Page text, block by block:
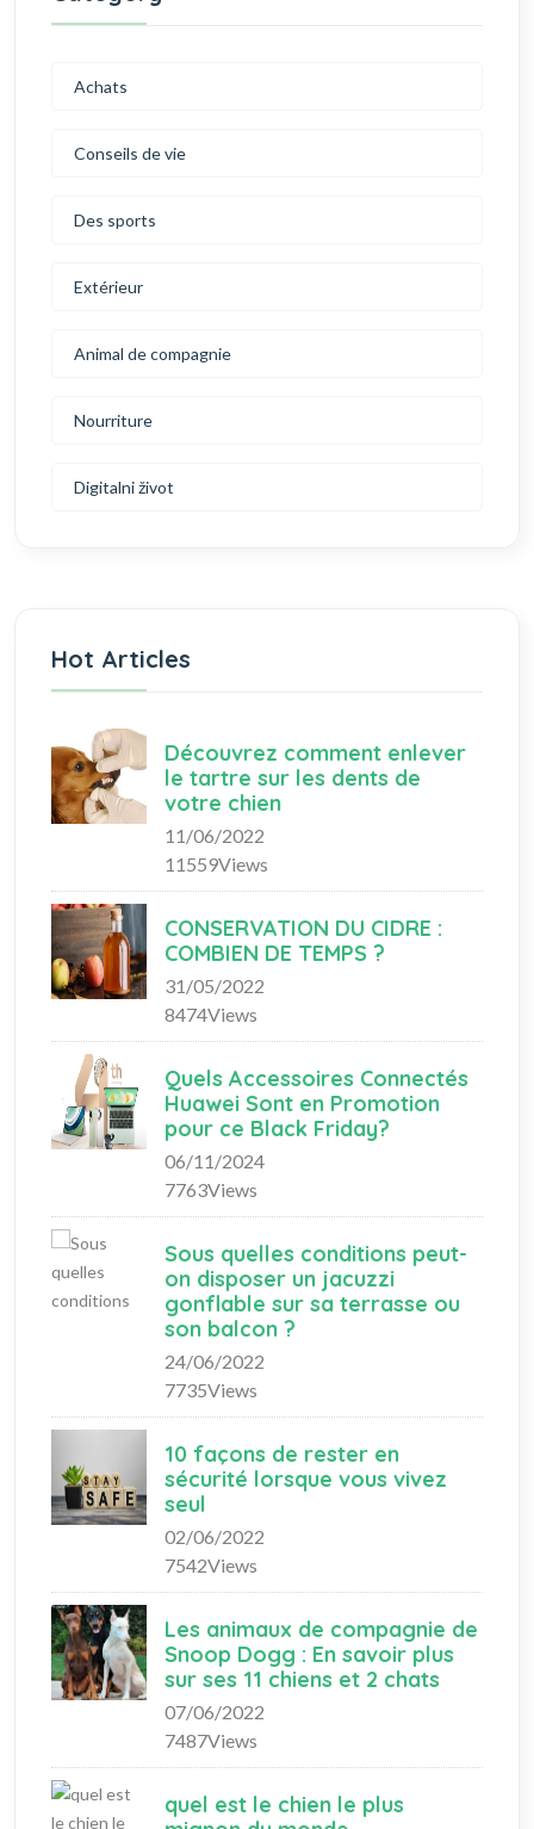
Achats
Conseils de vie
Des sports
Extérieur
Animal de compagnie
Nourriture
Digitalni život
Hot Articles
Découvrez comment enlever
le tartre sur les dents de
votre chien
11/06/2022
11559Views
CONSERVATION DU CIDRE :
COMBIEN DE TEMPS ?
31/05/2022
8474Views
Quels Accessoires Connectés
Huawei Sont en Promotion
pour ce Black Friday?
06/11/2024
7763Views
Sous quelles conditions peut-
on disposer un jacuzzi
gonflable sur sa terrasse ou
son balcon ?
24/06/2022
7735Views
10 façons de rester en
sécurité lorsque vous vivez
seul
02/06/2022
7542Views
Les animaux de compagnie de
Snoop Dogg : En savoir plus
sur ses 11 chiens et 2 chats
07/06/2022
7487Views
quel est le chien le plus